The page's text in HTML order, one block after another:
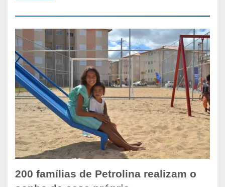
200 famílias de Petrolina realizam o